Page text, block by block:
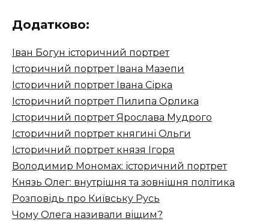
Додатково:
Іван Богун історичний портрет
Історичний портрет Івана Мазепи
Історичний портрет Івана Сірка
Історичний портрет Пилипа Орлика
Історичний портрет Ярослава Мудрого
Історичний портрет княгині Ольги
Історичний портрет князя Ігоря
Володимир Мономах: історичний портрет
Князь Олег: внутрішня та зовнішня політика
Розповідь про Київську Русь
Чому Олега називали віщим?